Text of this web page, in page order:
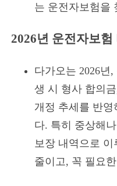
는 운전자보험을
2026년 운전자보
다가오는 2026년
생 시 형사 합의
개정 추세를 반
다. 특히 중상해
보장 내역으로
줄이고, 꼭 필요